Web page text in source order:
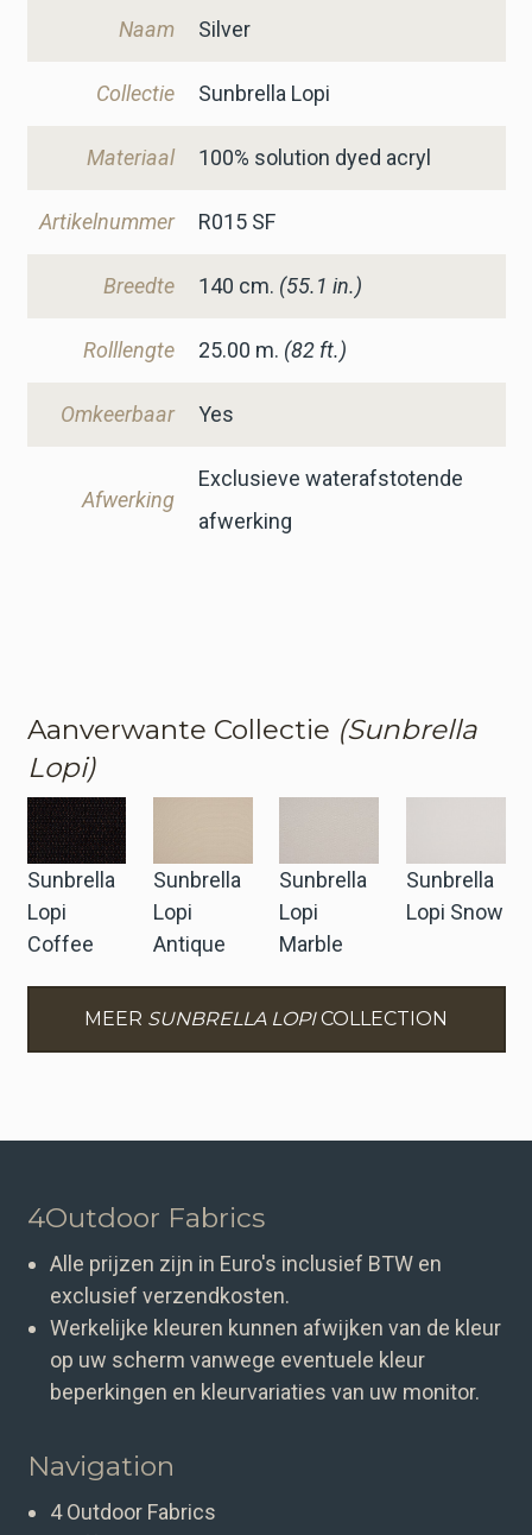
Naam Silver
Collectie Sunbrella Lopi
Materiaal 100% solution dyed acryl
Artikelnummer R015 SF
Breedte 140 cm. (55.1 in.)
Rolllengte 25.00 m. (82 ft.)
Omkeerbaar Yes
Afwerking
Exclusieve waterafstotende
afwerking
Aanverwante Collectie (Sunbrella
Lopi)
Sunbrella
Lopi
Coffee
Sunbrella
Lopi
Antique
Sunbrella
Lopi
Marble
Sunbrella
Lopi Snow
MEER SUNBRELLA LOPICOLLECTION
4Outdoor Fabrics
Alle prijzen zijn in Euro's inclusief BTW en
exclusief verzendkosten.
Werkelijke kleuren kunnen afwijken van de kleur
op uw scherm vanwege eventuele kleur
beperkingen en kleurvariaties van uw monitor.
Navigation
4 Outdoor Fabrics